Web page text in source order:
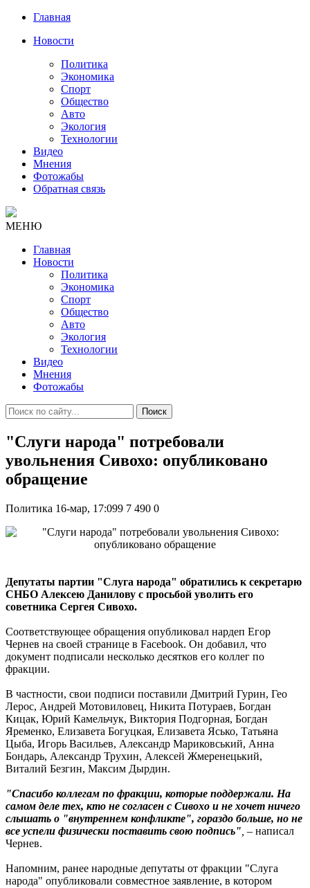
Главная
Новости
Политика
Экономика
Спорт
Общество
Авто
Экология
Технологии
Видео
Мнения
Фотожабы
Обратная связь
МЕНЮ
Главная
Новости
Политика
Экономика
Спорт
Общество
Авто
Экология
Технологии
Видео
Мнения
Фотожабы
Поиск
"Слуги народа" потребовали
увольнения Сивохо: опубликовано
обращение
Политика 16-мар, 17:099 7 490 0
Депутаты партии "Слуга народа" обратились к секретарю
СНБО Алексею Данилову с просьбой уволить его
советника Сергея Сивохо.
Соответствующее обращения опубликовал нардеп Егор
Чернев на своей странице в Facebook. Он добавил, что
документ подписали несколько десятков его коллег по
фракции.
В частности, свои подписи поставили Дмитрий Гурин, Гео
Лерос, Андрей Мотовиловец, Никита Потураев, Богдан
Кицак, Юрий Камельчук, Виктория Подгорная, Богдан
Яременко, Елизавета Богуцкая, Елизавета Ясько, Татьяна
Цыба, Игорь Васильев, Александр Мариковський, Анна
Бондарь, Александр Трухин, Алексей Жмеренецький,
Виталий Безгин, Максим Дырдин.
"Спасибо коллегам по фракции, которые поддержали. На
самом деле тех, кто не согласен с Сивохо и не хочет ничего
слышать о "внутреннем конфликте", гораздо больше, но не
все успели физически поставить свою подпись" – написал
Чернев.
Напомним, ранее народные депутаты от фракции "Слуга
народа" опубликовали совместное заявление, в котором